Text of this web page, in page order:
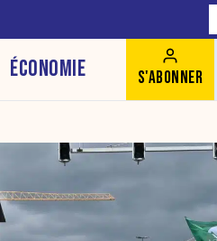
ÉCONOMIE S'ABONNER